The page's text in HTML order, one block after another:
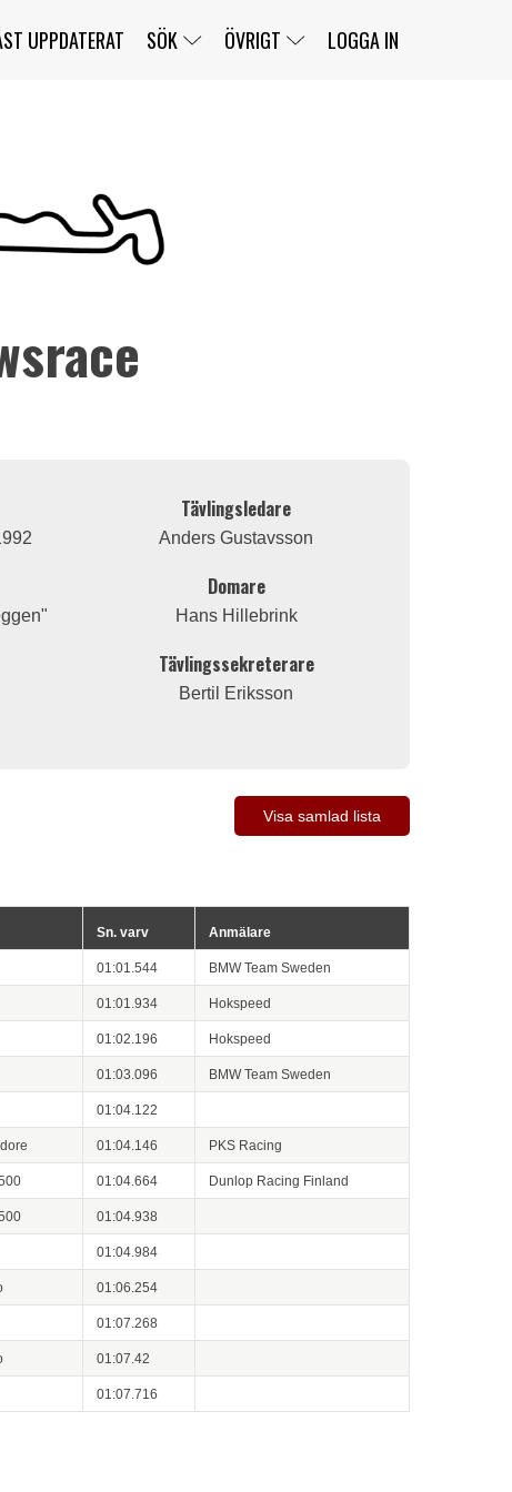
UPPDATERAT SÖK
TÄVLINGAR
FÖRARE
ÖVRIGT LOGGA IN
Tävlingsledare
Anders Gustavsson
Domare
Hans Hillebrink
Tävlingssekreterare
Bertil Eriksson
Visa samlad lista
Sn. varv Anmälare
01:01.544 BMW Team Sweden
01:01.934 Hokspeed
01:02.196 Hokspeed
01:03.096 BMW Team Sweden
01:04.122
01:04.146 PKS Racing
01:04.664 Dunlop Racing Finland
01:04.938
01:04.984
01:06.254
01:07.268
01:07.42
01:07.716